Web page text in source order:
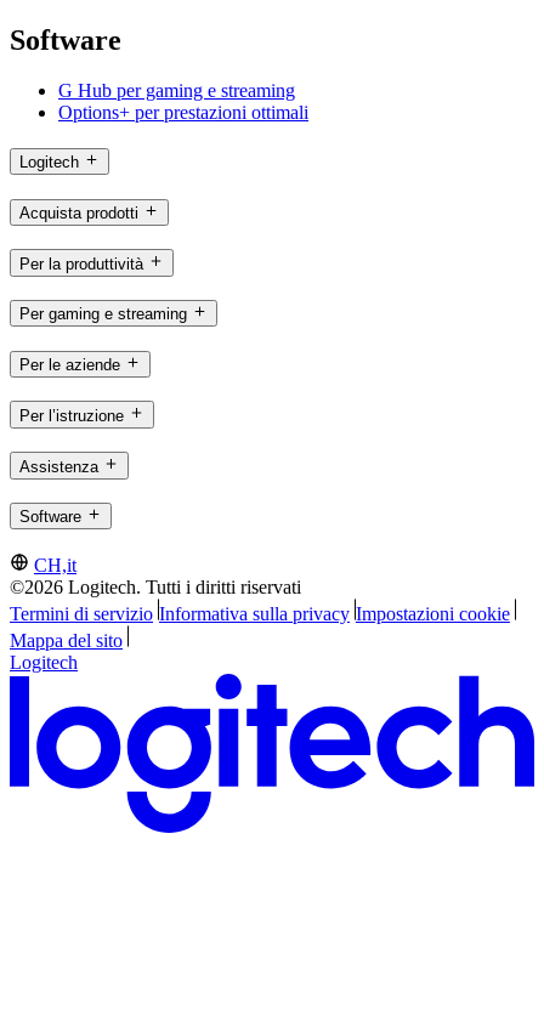
Software
G Hub per gaming e streaming
Options+ per prestazioni ottimali
Logitech
Acquista prodotti
Per la produttività
Per gaming e streaming
Per le aziende
Per l’istruzione
Assistenza
Software
CH,it
©2026 Logitech. Tutti i diritti riservati
Termini di servizio Informativa sulla privacy Impostazioni cookie
Mappa del sito
Logitech